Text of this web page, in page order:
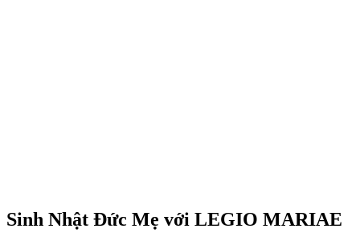
Sinh Nhật Đức Mẹ với LEGIO MARIAE